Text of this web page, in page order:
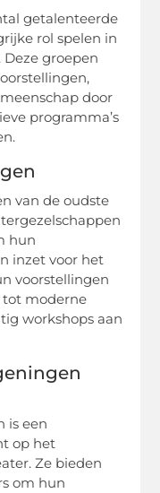
getalenteerde
rol spelen in
groepen
door
programma’s
van de oudste
hun
inzet voor het
voorstellingen
tot moderne
workshops aan
is een
op het
Ze bieden
om hun